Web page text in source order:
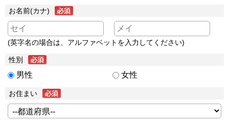
お名前(カナ)
(英字名の場合は、アルファベットを入力してください)
性別
男性 女性
お住まい